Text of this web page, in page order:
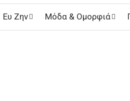
Ευ Ζην Μόδα & Ομορφιά